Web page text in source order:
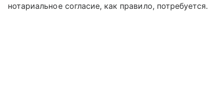
нотариальное согласие, как правило, потребуется.